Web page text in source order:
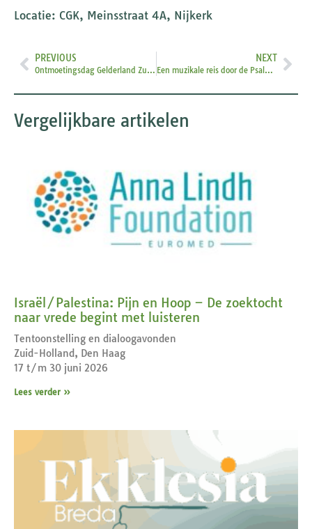
Locatie: CGK, Meinsstraat 4A, Nijkerk
PREVIOUS
Ontmoetingsdag Gelderland Zuid & Oost
NEXT
Een muzikale reis door de Psalmen aan de hand van het Joodse gebed (Amidah)
Vergelijkbare artikelen
Israël/Palestina: Pijn en Hoop – De zoektocht
naar vrede begint met luisteren
Tentoonstelling en dialoogavonden
Zuid-Holland, Den Haag
17 t/m 30 juni 2026
Lees verder »